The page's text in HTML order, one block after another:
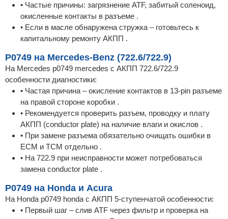
• Частые причины: загрязнение ATF, забитый соленоид,
окисленные контакты в разъеме .
• Если в масле обнаружена стружка – готовьтесь к
капитальному ремонту АКПП .
P0749 на Mercedes-Benz (722.6/722.9)
На Mercedes p0749 mercedes с АКПП 722.6/722.9
особенности диагностики:
• Частая причина – окисление контактов в 13-pin разъеме
на правой стороне коробки .
• Рекомендуется проверить разъем, проводку и плату
АКПП (conductor plate) на наличие влаги и окислов .
• При замене разъема обязательно очищать ошибки в
ECM и TCM отдельно .
• На 722.9 при неисправности может потребоваться
замена conductor plate .
P0749 на Honda и Acura
На Honda p0749 honda с АКПП 5-ступенчатой особенности:
• Первый шаг – слив ATF через фильтр и проверка на